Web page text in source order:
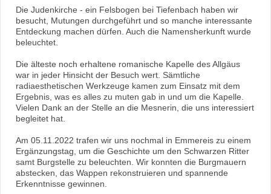
Die Judenkirche - ein Felsbogen bei Tiefenbach haben wir
besucht, Mutungen durchgeführt und so manche interessante
Entdeckung machen dürfen. Auch die Namensherkunft wurde
beleuchtet.
Die älteste noch erhaltene romanische Kapelle des Allgäus
war in jeder Hinsicht der Besuch wert. Sämtliche
radiaesthetischen Werkzeuge kamen zum Einsatz mit dem
Ergebnis, was es alles zu muten gab in und um die Kapelle.
Vielen Dank an der Stelle an die Mesnerin, die uns interessiert
begleitet hat.
Am 05.11.2022 trafen wir uns nochmal in Emmereis zu einem
Ergänzungstag, um die Geschichte um den Schwarzen Ritter
samt Burgstelle zu beleuchten. Wir konnten die Burgmauern
abstecken, das Wappen rekonstruieren und spannende
Erkenntnisse gewinnen.